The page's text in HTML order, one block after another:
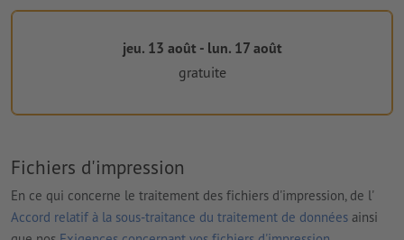
jeu. 13 août - lun. 17 août
gratuite
Fichiers d'impression
En ce qui concerne le traitement des fichiers d'impression, de l'
Accord relatif à la sous-traitance du traitement de données ainsi